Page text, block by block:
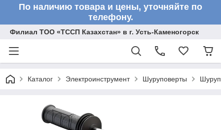
По наличию товара и цены, уточняйте по
телефону.
Филиал ТОО «ТССП Казахстан» в г. Усть-Каменогорск
Каталог Электроинструмент Шуруповерты